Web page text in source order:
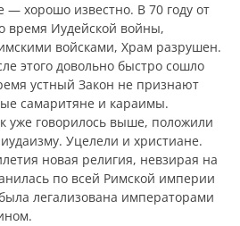
хорошо известно. В 70 году от
время Иудейской войны,
войсками, Храм разрушен.
этого довольно быстро сошло
устный Закон не признают
самаритяне и караимы.
уже говорилось выше, положили
Уцелели и христиане.
новая религия, невзирая на
по всей Римской империи
легализована императорами